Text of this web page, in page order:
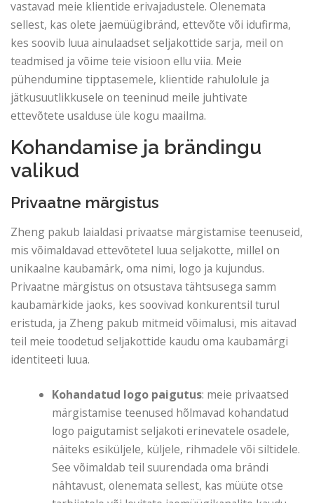
vastavad meie klientide erivajadustele. Olenemata
sellest, kas olete jaemüügibränd, ettevõte või idufirma,
kes soovib luua ainulaadset seljakottide sarja, meil on
teadmised ja võime teie visioon ellu viia. Meie
pühendumine tipptasemele, klientide rahulolule ja
jätkusuutlikkusele on teeninud meile juhtivate
ettevõtete usalduse üle kogu maailma.
Kohandamise ja brändingu
valikud
Privaatne märgistus
Zheng pakub laialdasi privaatse märgistamise teenuseid,
mis võimaldavad ettevõtetel luua seljakotte, millel on
unikaalne kaubamärk, oma nimi, logo ja kujundus.
Privaatne märgistus on otsustava tähtsusega samm
kaubamärkide jaoks, kes soovivad konkurentsil turul
eristuda, ja Zheng pakub mitmeid võimalusi, mis aitavad
teil meie toodetud seljakottide kaudu oma kaubamärgi
identiteeti luua.
Kohandatud logo paigutus: meie privaatsed
märgistamise teenused hõlmavad kohandatud
logo paigutamist seljakoti erinevatele osadele,
näiteks esiküljele, küljele, rihmadele või siltidele.
See võimaldab teil suurendada oma brändi
nähtavust, olenemata sellest, kas müüte otse